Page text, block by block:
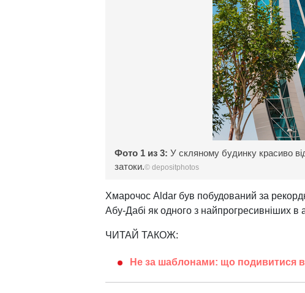
Фото 1 из 3: У скляному будинку красиво
затоки.© depositphotos
Хмарочос Aldar був побудований за
Абу-Дабі як одного з найпрогресивніших в
ЧИТАЙ ТАКОЖ:
Не за шаблонами: що подивитися